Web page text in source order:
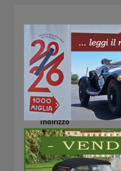
Indirizzo
Via Vecchia per
13030 Caresanablot VC